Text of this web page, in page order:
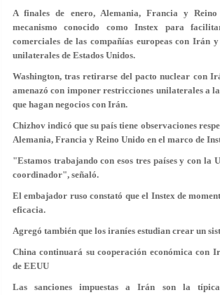
A finales de enero, Alemania, Francia y
mecanismo conocido como Instex para
comerciales de las compañías europeas con Irán
unilaterales de Estados Unidos.
Washington, tras retirarse del pacto nuclear con
amenazó con imponer restricciones unilaterales a
que hagan negocios con Irán.
Chizhov indicó que su país tiene observaciones
Alemania, Francia y Reino Unido en el marco de
"Estamos trabajando con esos tres países y con la
coordinador", señaló.
El embajador ruso constató que el Instex de
eficacia.
Agregó también que los iraníes estudian crear un
China continuará su cooperación económica con
de EEUU
Las sanciones impuestas a Irán son la